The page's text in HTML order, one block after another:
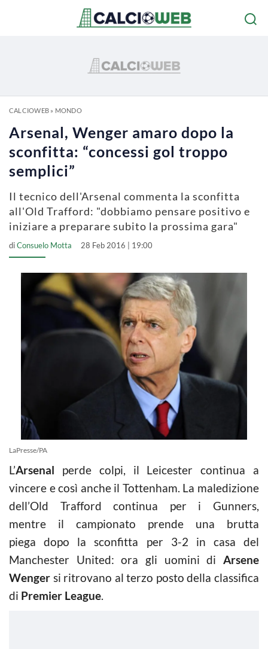
CALCIOWEB» MONDO
Arsenal, Wenger amaro dopo la
sconfitta: “concessi gol troppo
semplici”
Il tecnico dell'Arsenal commenta la sconfitta
all'Old Trafford: "dobbiamo pensare positivo e
iniziare a preparare subito la prossima gara"
diConsuelo Motta 28 Feb 2016 | 19:00
LaPresse/PA
L’Arsenal perde colpi, il Leicester continua a
vincere e così anche il Tottenham. La maledizione
dell’Old Trafford continua per i Gunners,
mentre il campionato prende una brutta
piega dopo la sconfitta per 3-2 in casa del
Manchester United: ora gli uomini di Arsene
Wenger si ritrovano al terzo posto della classifica
di Premier League.